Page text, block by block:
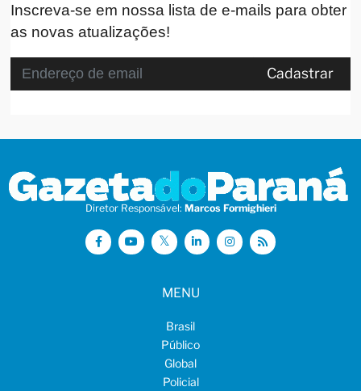
Inscreva-se em nossa lista de e-mails para obter
as novas atualizações!
Cadastrar
Diretor Responsável: Marcos Formighieri
MENU
Brasil
Público
Global
Policial